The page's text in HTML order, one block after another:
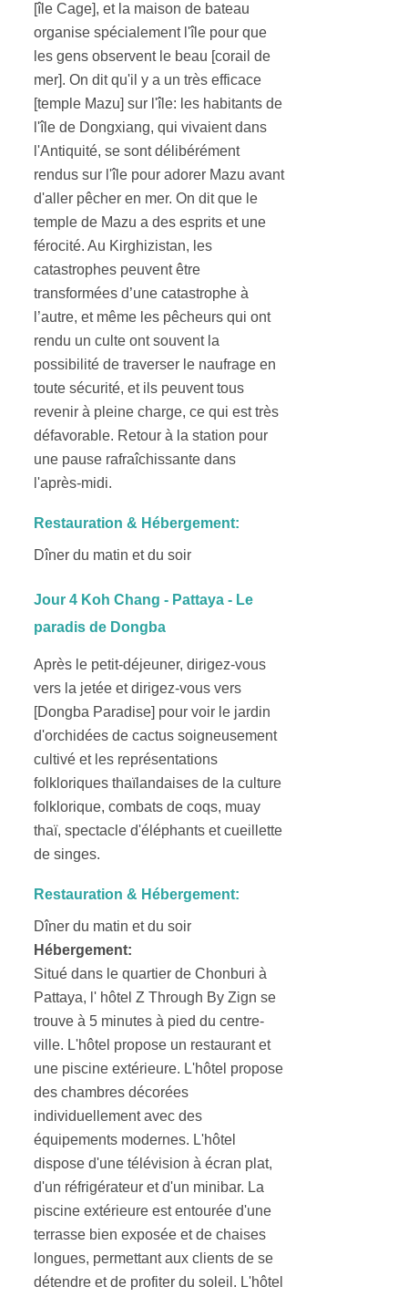
[île Cage], et la maison de bateau
organise spécialement l'île pour que
les gens observent le beau [corail de
mer]. On dit qu'il y a un très efficace
[temple Mazu] sur l'île: les habitants de
l'île de Dongxiang, qui vivaient dans
l'Antiquité, se sont délibérément
rendus sur l'île pour adorer Mazu avant
d'aller pêcher en mer. On dit que le
temple de Mazu a des esprits et une
férocité. Au Kirghizistan, les
catastrophes peuvent être
transformées d’une catastrophe à
l’autre, et même les pêcheurs qui ont
rendu un culte ont souvent la
possibilité de traverser le naufrage en
toute sécurité, et ils peuvent tous
revenir à pleine charge, ce qui est très
défavorable. Retour à la station pour
une pause rafraîchissante dans
l'après-midi.
Restauration & Hébergement:
Dîner du matin et du soir
Jour 4 Koh Chang - Pattaya - Le
paradis de Dongba
Après le petit-déjeuner, dirigez-vous
vers la jetée et dirigez-vous vers
[Dongba Paradise] pour voir le jardin
d'orchidées de cactus soigneusement
cultivé et les représentations
folkloriques thaïlandaises de la culture
folklorique, combats de coqs, muay
thaï, spectacle d'éléphants et cueillette
de singes.
Restauration & Hébergement:
Dîner du matin et du soir
Hébergement:
Situé dans le quartier de Chonburi à
Pattaya, l' hôtel Z Through By Zign se
trouve à 5 minutes à pied du centre-
ville. L'hôtel propose un restaurant et
une piscine extérieure. L'hôtel propose
des chambres décorées
individuellement avec des
équipements modernes. L'hôtel
dispose d'une télévision à écran plat,
d'un réfrigérateur et d'un minibar. La
piscine extérieure est entourée d'une
terrasse bien exposée et de chaises
longues, permettant aux clients de se
détendre et de profiter du soleil. L'hôtel